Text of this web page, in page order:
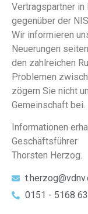
Vertragspartner
gegenüber der
Wir informieren
Neuerungen
den zahlreichen
Problemen
zögern Sie nicht
Gemeinschaft bei.
Informationen
Geschäftsführer
Thorsten Herzog.
0151 - 5168